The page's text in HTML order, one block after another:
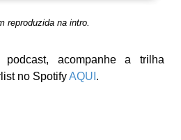
reproduzida na intro.
acompanhe a trilha
no SpotifyAQUI .